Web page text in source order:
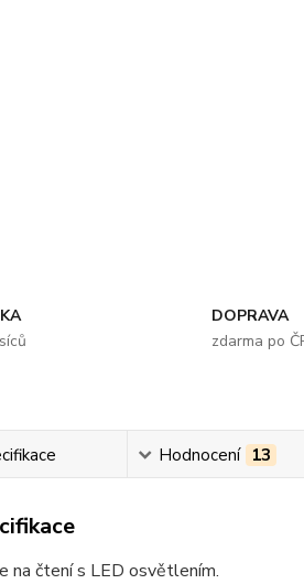
DOPRAVA
zdarma po
Hodnocení 13
na čtení s LED osvětlením.